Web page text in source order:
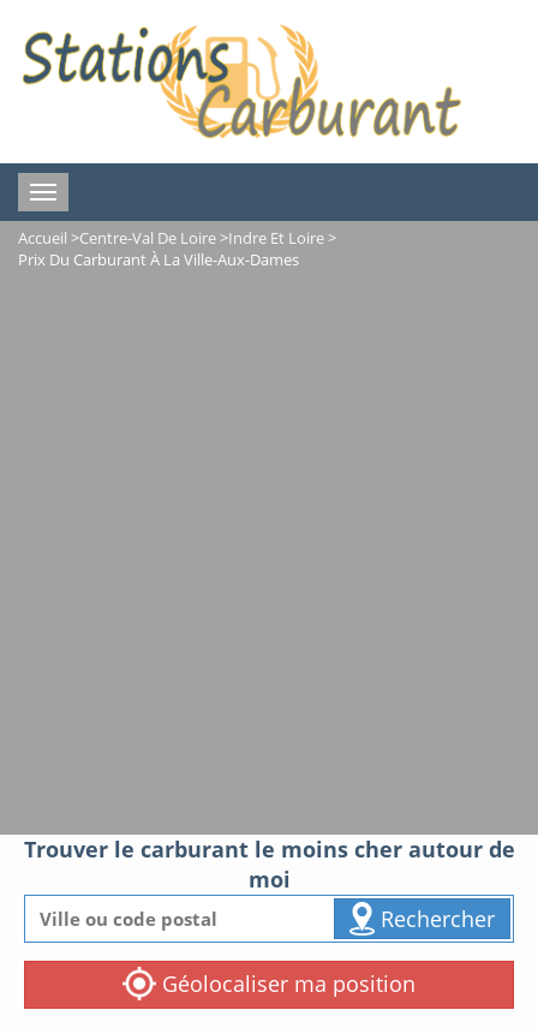
Toggle
navigation
Accueil >Centre-Val De Loire>Indre Et Loire>
Prix Du Carburant À La Ville-Aux-Dames
Trouver le carburant le moins cher autour de
moi
Rechercher
Géolocaliser ma position